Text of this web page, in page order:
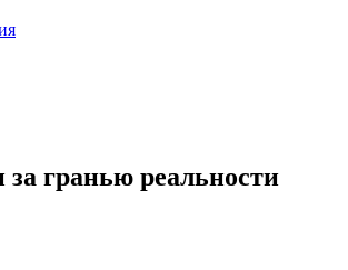
гранью реальности